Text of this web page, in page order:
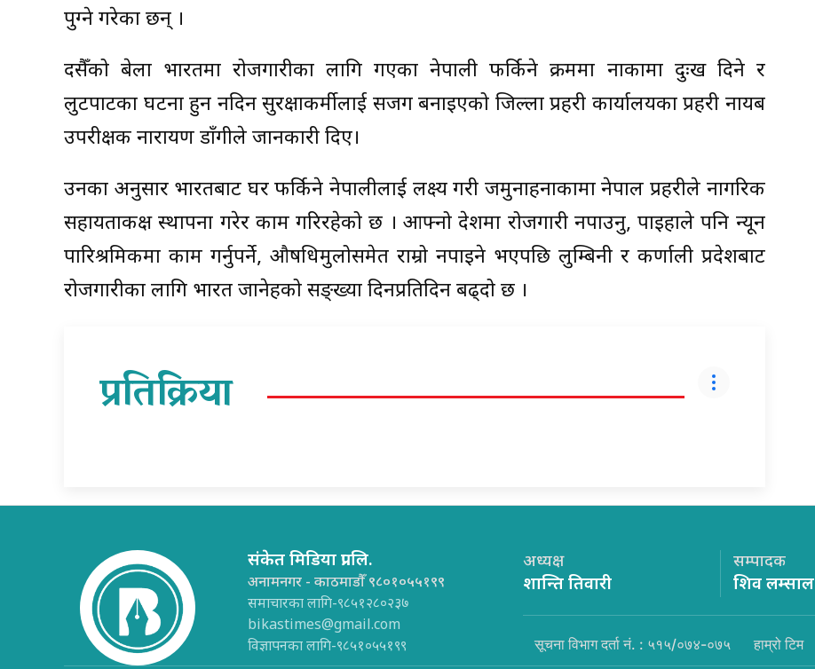
पुग्ने गरेका छन् ।
दसैँको बेला भारतमा रोजगारीका लागि गएका नेपाली फर्किने क्रममा नाकामा दुःख दिने र
लुटपाटका घटना हुन नदिन सुरक्षाकर्मीलाई सजग बनाइएको जिल्ला प्रहरी कार्यालयका प्रहरी नायब
उपरीक्षक नारायण डाँगीले जानकारी दिए।
उनका अनुसार भारतबाट घर फर्किने नेपालीलाई लक्ष्य गरी जमुनाहनाकामा नेपाल प्रहरीले नागरिक
सहायताकक्ष स्थापना गरेर काम गरिरहेको छ । आफ्नो देशमा रोजगारी नपाउनु, पाइहाले पनि न्यून
पारिश्रमिकमा काम गर्नुपर्ने, औषधिमुलोसमेत राम्रो नपाइने भएपछि लुम्बिनी र कर्णाली प्रदेशबाट
रोजगारीका लागि भारत जानेहरूको सङ्ख्या दिनप्रतिदिन बढ्दो छ ।
प्रतिक्रिया
संकेत मिडिया प्रा.लि.
अनामनगर - काठमाडौँ ९८०१०५५१९९
समाचारका लागि-९८५१२८०२३७
bikastimes@gmail.com
विज्ञापनका लागि-९८५१०५५१९९
अध्यक्ष
शान्ति तिवारी
सम्पादक
शिव लम्साल
सूचना विभाग दर्ता नं. : ५१५/०७४-०७५ हाम्रो टिम